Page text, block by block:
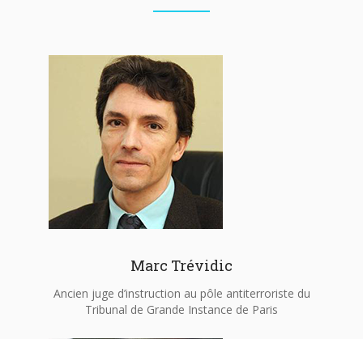
Marc Trévidic
Ancien juge d’instruction au pôle antiterroriste du
Tribunal de Grande Instance de Paris